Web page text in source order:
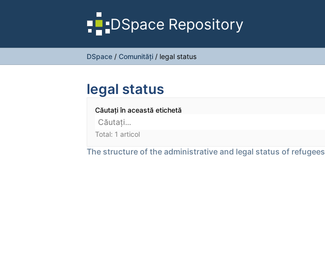
DSpace Repository
DSpace / Comunități / legal status
legal status
Căutați în această etichetă
Total: 1 articol
The structure of the administrative and legal status of refugees